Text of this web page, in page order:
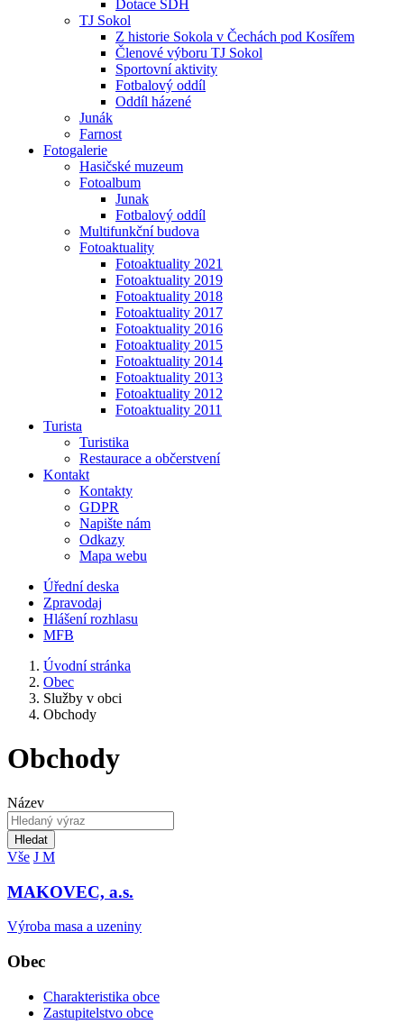
Dotace SDH
TJ Sokol
Z historie Sokola v Čechách pod Kosířem
Členové výboru TJ Sokol
Sportovní aktivity
Fotbalový oddíl
Oddíl házené
Junák
Farnost
Fotogalerie
Hasičské muzeum
Fotoalbum
Junak
Fotbalový oddíl
Multifunkční budova
Fotoaktuality
Fotoaktuality 2021
Fotoaktuality 2019
Fotoaktuality 2018
Fotoaktuality 2017
Fotoaktuality 2016
Fotoaktuality 2015
Fotoaktuality 2014
Fotoaktuality 2013
Fotoaktuality 2012
Fotoaktuality 2011
Turista
Turistika
Restaurace a občerstvení
Kontakt
Kontakty
GDPR
Napište nám
Odkazy
Mapa webu
Úřední deska
Zpravodaj
Hlášení rozhlasu
MFB
Úvodní stránka
Obec
Služby v obci
Obchody
Obchody
Název
Hledat
Vše J M
MAKOVEC, a.s.
Výroba masa a uzeniny
Obec
Charakteristika obce
Zastupitelstvo obce